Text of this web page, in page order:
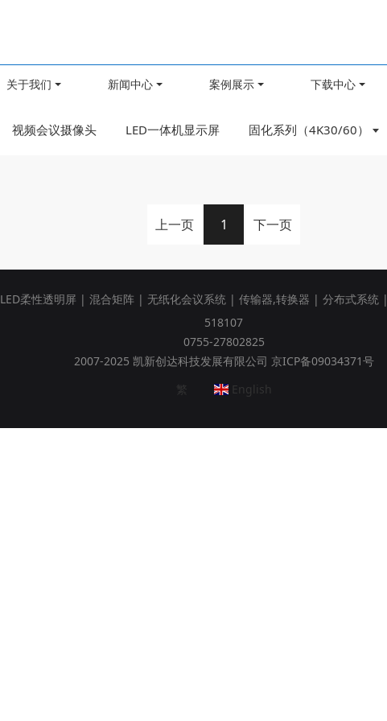
关于我们 新闻中心 案例展示 下载中心
视频会议摄像头 LED一体机显示屏 固化系列（4K30/60）
上一页 1 下一页
LED柔性透明屏 | 混合矩阵| 无纸化会议系统| 传输器,转换器 | 分布式系统|
518107
0755-27802825
2007-2025 凯新创达科技发展有限公司 京ICP备09034371号
繁
English